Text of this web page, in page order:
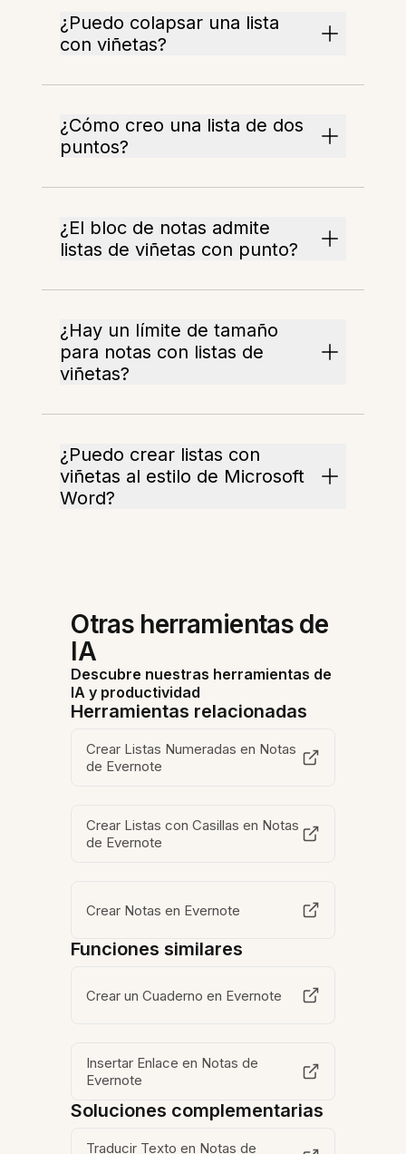
¿Puedo colapsar una lista
con viñetas?
¿Cómo creo una lista de dos
puntos?
¿El bloc de notas admite
listas de viñetas con punto?
¿Hay un límite de tamaño
para notas con listas de
viñetas?
¿Puedo crear listas con
viñetas al estilo de Microsoft
Word?
Otras herramientas de
IA
Descubre nuestras herramientas de
IA y productividad
Herramientas relacionadas
Crear Listas Numeradas en Notas
de Evernote
Crear Listas con Casillas en Notas
de Evernote
Crear Notas en Evernote
Funciones similares
Crear un Cuaderno en Evernote
Insertar Enlace en Notas de
Evernote
Soluciones complementarias
Traducir Texto en Notas de